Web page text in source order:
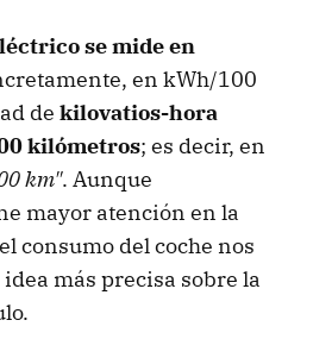
se mide en
en kWh/100
de kilovatios-hora
kilómetros; es decir, en
km". Aunque
mayor atención en la
consumo del coche nos
más precisa sobre la